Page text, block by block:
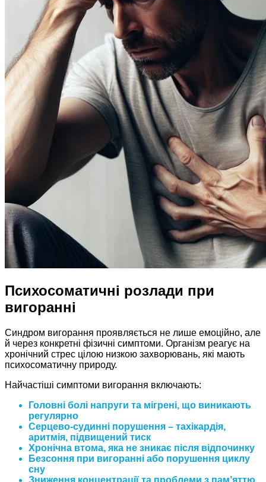
Психосоматичні розлади при
вигоранні
Синдром вигорання проявляється не лише емоційно, але
й через конкретні фізичні симптоми. Організм реагує на
хронічний стрес цілою низкою захворювань, які мають
психосоматичну природу.
Найчастіші симптоми вигорання включають:
Головні болі напруги та мігрені, що виникають
регулярно
Серцево-судинні порушення – тахікардія,
аритмія, підвищений тиск
Хронічна втома, яка не зникає після відпочинку
Безсоння при вигоранні або порушення циклу
сну
Зниження концентрації та проблеми з пам’яттю